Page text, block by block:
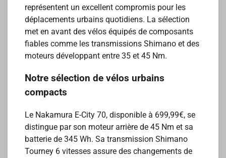
représentent un excellent compromis pour les
déplacements urbains quotidiens. La sélection
met en avant des vélos équipés de composants
fiables comme les transmissions Shimano et des
moteurs développant entre 35 et 45 Nm.
Notre sélection de vélos urbains
compacts
Le Nakamura E-City 70, disponible à 699,99€, se
distingue par son moteur arrière de 45 Nm et sa
batterie de 345 Wh. Sa transmission Shimano
Tourney 6 vitesses assure des changements de